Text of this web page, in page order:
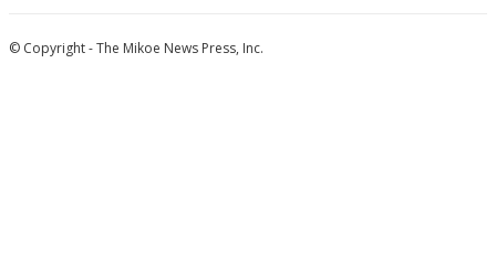
© Copyright - The Mikoe News Press, Inc.